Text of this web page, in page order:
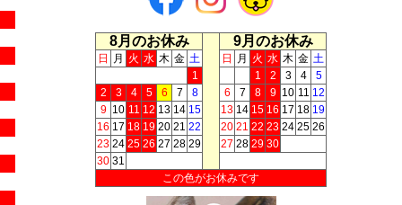
8月のお休み 9月のお休み
日 月 火 水 木 金 土 日 月 火 水 木 金 土
1
1 2 3 4
5
2
3 4 5 6 7 8 6 7 8 9 10 11 12
9 10 11 12 13 14 15 13 14 15 16 17 18 19
16 17 18 19 20 21 22 20 21 22 23 24 25 26
23 24 25 26 27 28 29 27 28 29 30
30 31
この色がお休みです